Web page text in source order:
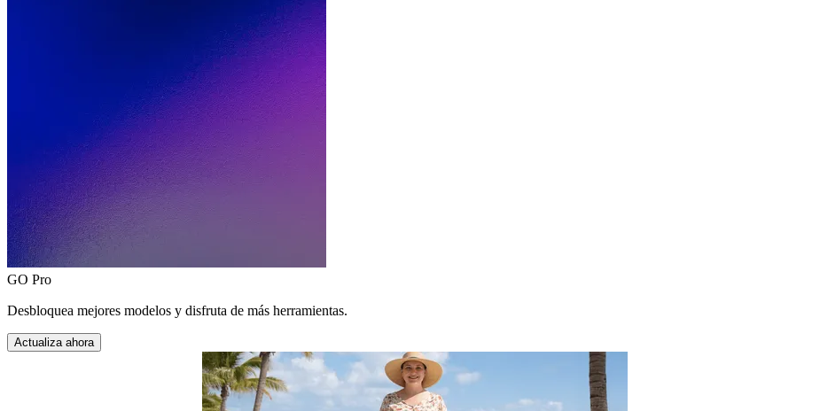
GO Pro
Desbloquea mejores modelos y disfruta de más herramientas.
Actualiza ahora